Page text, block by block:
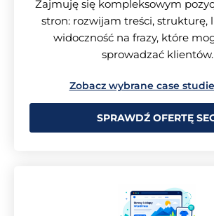
Zajmuję się kompleksowym
stron: rozwijam treści, strukturę,
widoczność na frazy, które
sprowadzać klientów.
Zobacz wybrane case
SPRAWDŹ OFERTĘ